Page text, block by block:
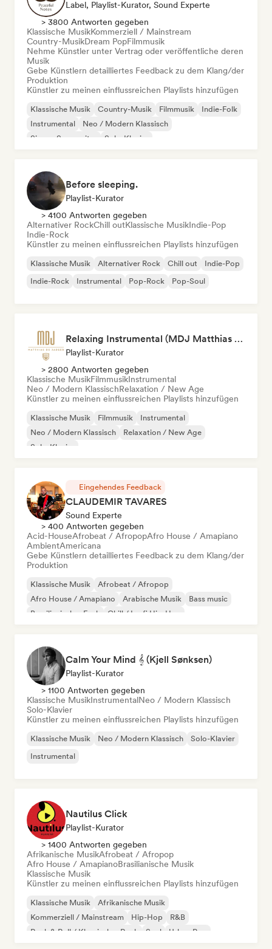
Label, Playlist-Kurator, Sound Experte
> 3800 Antworten gegeben
Klassische MusikKommerziell / Mainstream
Country-MusikDream PopFilmmusik
Nehme Künstler unter Vertrag oder veröffentliche deren
Musik
Gebe Künstlern detailliertes Feedback zu dem Klang/der
Produktion
Künstler zu meinen einflussreichen Playlists hinzufügen
Klassische Musik Country-Musik Filmmusik
Indie-Folk
Instrumental
Neo / Modern Klassisch
Singer-Songwriter
Solo-Klavier
Before sleeping.
Playlist-Kurator
> 4100 Antworten gegeben
Alternativer RockChill outKlassische MusikIndie-Pop
Indie-Rock
Künstler zu meinen einflussreichen Playlists hinzufügen
Klassische Musik Alternativer Rock Chill out
Indie-Pop
Indie-Rock
Instrumental Pop-Rock Pop-Soul
Relaxing Instrumental (MDJ Matthias De Jaeger)
Playlist-Kurator
> 2800 Antworten gegeben
Klassische MusikFilmmusikInstrumental
Neo / Modern KlassischRelaxation / New Age
Künstler zu meinen einflussreichen Playlists hinzufügen
Klassische Musik Filmmusik
Instrumental
Neo / Modern Klassisch
Relaxation / New Age
Solo-Klavier
Eingehendes Feedback
CLAUDEMIR TAVARES
Sound Experte
> 400 Antworten gegeben
Acid-HouseAfrobeat / AfropopAfro House / Amapiano
AmbientAmericana
Gebe Künstlern detailliertes Feedback zu dem Klang/der
Produktion
Klassische Musik
Afrobeat / Afropop
Afro House / Amapiano
Arabische Musik
Bass music
Brasilianischer Funk
Chill / Lo-fi Hip-Hop
Calm Your Mind 𝄞 (Kjell Sønksen)
Playlist-Kurator
> 1100 Antworten gegeben
Klassische MusikInstrumentalNeo / Modern Klassisch
Solo-Klavier
Künstler zu meinen einflussreichen Playlists hinzufügen
Klassische Musik Neo / Modern Klassisch
Solo-Klavier
Instrumental
Nautilus Click
Playlist-Kurator
> 1400 Antworten gegeben
Afrikanische MusikAfrobeat / Afropop
Afro House / AmapianoBrasilianische Musik
Klassische Musik
Künstler zu meinen einflussreichen Playlists hinzufügen
Klassische Musik
Afrikanische Musik
Kommerziell / Mainstream
Hip-Hop
R&B
Rock & Roll / Klassischer Rock
Soul Urban Pop